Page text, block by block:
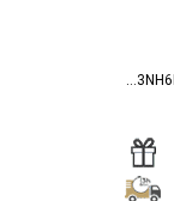
ساعت مچی فردریک کنستانت مدل FC-303G3NH6B